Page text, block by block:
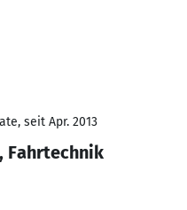
seit Apr. 2013
Fahrtechnik